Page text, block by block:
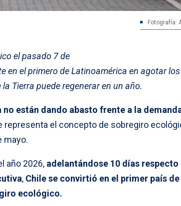
Fotografía:
el pasado 7 de
en el primero de Latinoamérica en agotar
Tierra puede regenerar en un año.
están dando abasto frente a la
representa el concepto de sobregiro
mayo.
año 2026, adelantándose 10 días respecto
, Chile se convirtió en el primer país de
ecológico.